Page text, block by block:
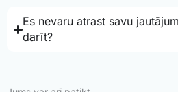
Es nevaru atrast savu
darīt?